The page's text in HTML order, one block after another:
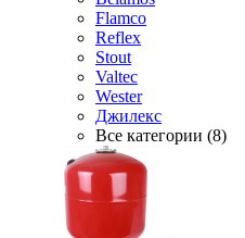
Flamco
Reflex
Stout
Valtec
Wester
Джилекс
Все категории (8)